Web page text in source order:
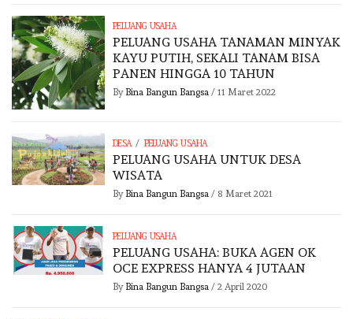
PELUANG USAHA
PELUANG USAHA TANAMAN MINYAK
KAYU PUTIH, SEKALI TANAM BISA
PANEN HINGGA 10 TAHUN
By Bina Bangun Bangsa/ 11 Maret 2022
DESA / PELUANG USAHA
PELUANG USAHA UNTUK DESA
WISATA
By Bina Bangun Bangsa / 8 Maret 2021
PELUANG USAHA
PELUANG USAHA: BUKA AGEN OK
OCE EXPRESS HANYA 4 JUTAAN
By Bina Bangun Bangsa / 2 April 2020